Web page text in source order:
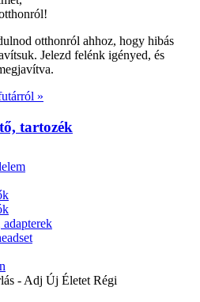
otthonról ahhoz, hogy hibás
Jelezd felénk igényed, és
»
tartozék
- Adj Új Életet Régi